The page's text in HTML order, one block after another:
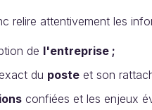
relire attentivement les
de l'entreprise ;
du poste et son
confiées et les enjeux